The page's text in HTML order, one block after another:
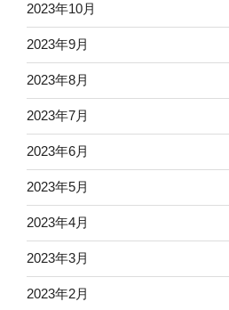
2023年10月
2023年9月
2023年8月
2023年7月
2023年6月
2023年5月
2023年4月
2023年3月
2023年2月